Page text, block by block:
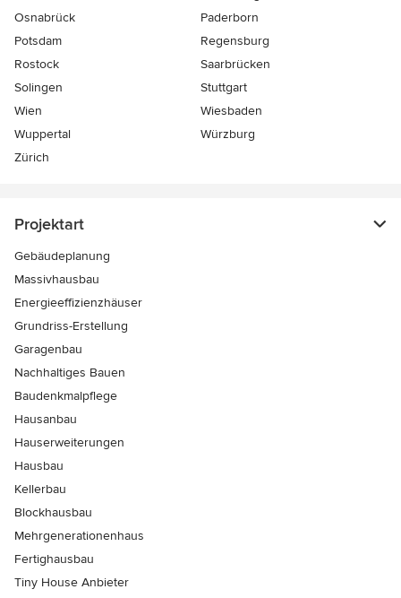
Osnabrück
Paderborn
Potsdam
Regensburg
Rostock
Saarbrücken
Solingen
Stuttgart
Wien
Wiesbaden
Wuppertal
Würzburg
Zürich
Projektart
Gebäudeplanung
Massivhausbau
Energieeffizienzhäuser
Grundriss-Erstellung
Garagenbau
Nachhaltiges Bauen
Baudenkmalpflege
Hausanbau
Hauserweiterungen
Hausbau
Kellerbau
Blockhausbau
Mehrgenerationenhaus
Fertighausbau
Tiny House Anbieter